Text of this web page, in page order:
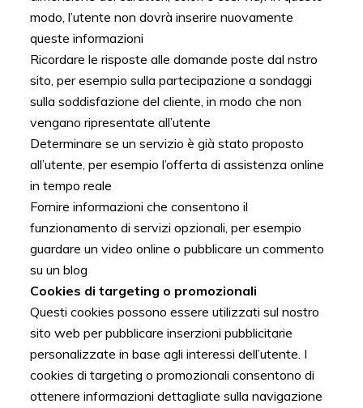
modo, l’utente non dovrà inserire nuovamente
queste informazioni
Ricordare le risposte alle domande poste dal nstro
sito, per esempio sulla partecipazione a sondaggi
sulla soddisfazione del cliente, in modo che non
vengano ripresentate all’utente
Determinare se un servizio è già stato proposto
all’utente, per esempio l’offerta di assistenza online
in tempo reale
Fornire informazioni che consentono il
funzionamento di servizi opzionali, per esempio
guardare un video online o pubblicare un commento
su un blog
Cookies di targeting o promozionali
Questi cookies possono essere utilizzati sul nostro
sito web per pubblicare inserzioni pubblicitarie
personalizzate in base agli interessi dell’utente. I
cookies di targeting o promozionali consentono di
ottenere informazioni dettagliate sulla navigazione